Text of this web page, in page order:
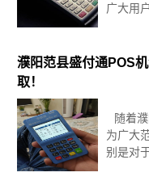
广大用
因素。
濮阳范县盛付通POS
取！
随着
为广大
别是对